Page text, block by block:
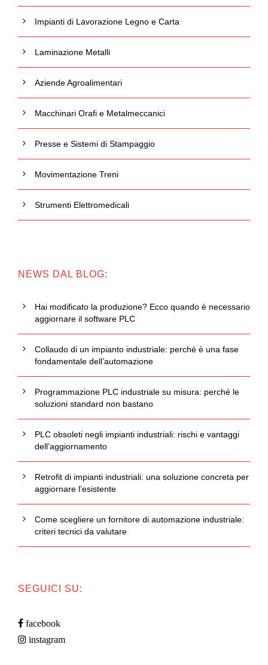
Impianti di Lavorazione Legno e Carta
Laminazione Metalli
Aziende Agroalimentari
Macchinari Orafi e Metalmeccanici
Presse e Sistemi di Stampaggio
Movimentazione Treni
Strumenti Elettromedicali
NEWS DAL BLOG:
Hai modificato la produzione? Ecco quando è necessario
aggiornare il software PLC
Collaudo di un impianto industriale: perché è una fase
fondamentale dell’automazione
Programmazione PLC industriale su misura: perché le
soluzioni standard non bastano
PLC obsoleti negli impianti industriali: rischi e vantaggi
dell’aggiornamento
Retrofit di impianti industriali: una soluzione concreta per
aggiornare l’esistente
Come scegliere un fornitore di automazione industriale:
criteri tecnici da valutare
SEGUICI SU:
facebook
instagram